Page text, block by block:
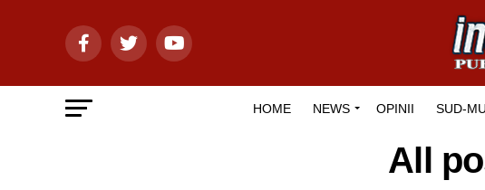
HOME NEWS OPINII SUD-
All